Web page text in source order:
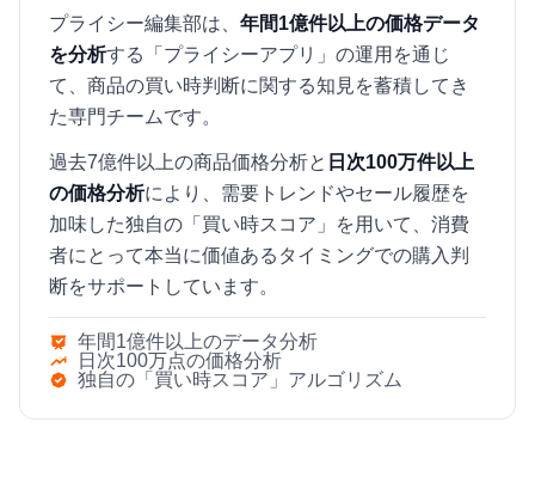
プライシー編集部は、 年間1億件以上の価格データ
を分析する「プライシーアプリ」の運用を通じ
て、商品の買い時判断に関する知見を蓄積してき
た専門チームです。
過去7億件以上の商品価格分析と 日次100万件以上
の価格分析により、需要トレンドやセール履歴を
加味した独自の「買い時スコア」を用いて、消費
者にとって本当に価値あるタイミングでの購入判
断をサポートしています。
年間1億件以上のデータ分析
日次100万点の価格分析
独自の「買い時スコア」アルゴリズム